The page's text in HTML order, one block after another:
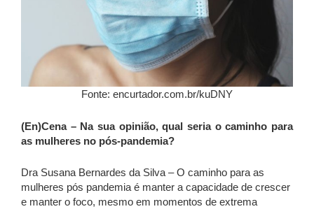
Fonte: encurtador.com.br/kuDNY
(En)Cena – Na sua opinião, qual seria o caminho para
as mulheres no pós-pandemia?
Dra Susana Bernardes da Silva – O caminho para as
mulheres pós pandemia é manter a capacidade de crescer
e manter o foco, mesmo em momentos de extrema